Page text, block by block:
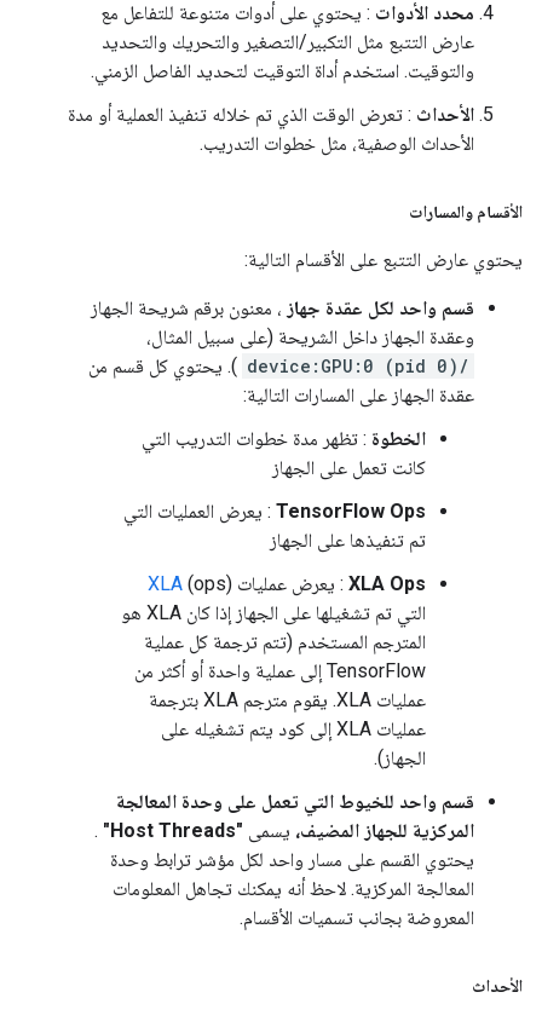
محدد الأدوات : يحتوي على أدوات متنوعة للتفاعل مع
عارض التتبع مثل التكبير/التصغير والتحريك والتحديد
والتوقيت. استخدم أداة التوقيت لتحديد الفاصل الزمني.
الأحداث : تعرض الوقت الذي تم خلاله تنفيذ العملية أو مدة
الأحداث الوصفية، مثل خطوات التدريب.
الأقسام والمسارات
يحتوي عارض التتبع على الأقسام التالية:
قسم واحد لكل عقدة جهاز ، معنون برقم شريحة الجهاز
وعقدة الجهاز داخل الشريحة (على سبيل المثال،
/device:GPU:0 (pid 0)
). يحتوي كل قسم من
عقدة الجهاز على المسارات التالية:
الخطوة : تظهر مدة خطوات التدريب التي
كانت تعمل على الجهاز
TensorFlow Ops : يعرض العمليات التي
تم تنفيذها على الجهاز
XLA Ops : يعرض عمليات XLA (ops)
التي تم تشغيلها على الجهاز إذا كان XLA هو
المترجم المستخدم (تتم ترجمة كل عملية
TensorFlow إلى عملية واحدة أو أكثر من
عمليات XLA. يقوم مترجم XLA بترجمة
عمليات XLA إلى كود يتم تشغيله على
الجهاز).
قسم واحد للخيوط التي تعمل على وحدة المعالجة
المركزية للجهاز المضيف، يسمى "Host Threads"
.
يحتوي القسم على مسار واحد لكل مؤشر ترابط وحدة
المعالجة المركزية. لاحظ أنه يمكنك تجاهل المعلومات
المعروضة بجانب تسميات الأقسام.
الأحداث